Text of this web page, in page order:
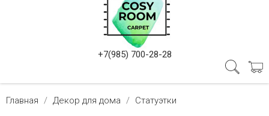
+7(985) 700-28-28
Главная Декор для дома Статуэтки